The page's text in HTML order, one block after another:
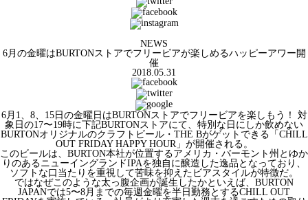
NEWS
6月の金曜はBURTONストアでフリービアが楽しめるハッピーアワー開
催
2018.05.31
6月1、8、15日の金曜日はBURTONストアでフリービアを楽しもう！ 対
象日の17〜19時に下記BURTONストアにて、特別な日にしか飲めない
BURTONオリジナルのクラフトビール・THE Bがゲットできる「CHILL
OUT FRIDAY HAPPY HOUR」が開催される。
このビールは、BURTON本社が位置するアメリカ・バーモント州とゆか
りのあるニューイングランドIPAを独自に醸造した逸品となっており、
ソフトな口当たりを重視して苦味を抑えたビアスタイルが特徴だ。
ではなぜこのような太っ腹企画が誕生したかといえば、BURTON
JAPANでは5〜8月までの毎週金曜を半日勤務とするCHILL OUT